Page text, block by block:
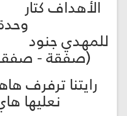
الأهداف
للمهدي جنود
(صفقة -
رايتنا
نعليها